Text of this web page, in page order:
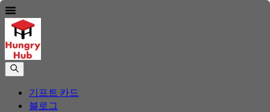
기프트 카드
블로그